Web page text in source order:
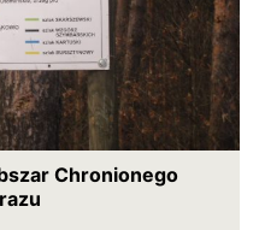
Chronionego